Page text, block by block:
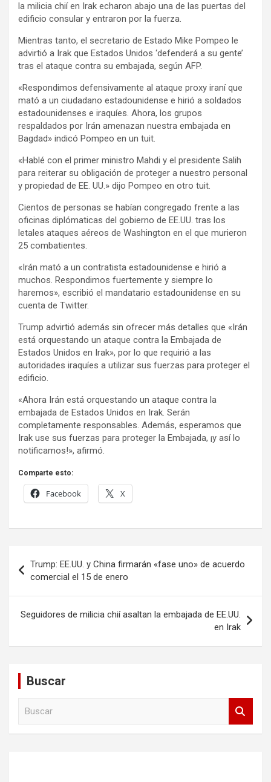
la milicia chií en Irak echaron abajo una de las puertas del
edificio consular y entraron por la fuerza.
Mientras tanto, el secretario de Estado Mike Pompeo le
advirtió a Irak que Estados Unidos ‘defenderá a su gente’
tras el ataque contra su embajada, según AFP.
«Respondimos defensivamente al ataque proxy iraní que
mató a un ciudadano estadounidense e hirió a soldados
estadounidenses e iraquíes. Ahora, los grupos
respaldados por Irán amenazan nuestra embajada en
Bagdad» indicó Pompeo en un tuit.
«Hablé con el primer ministro Mahdi y el presidente Salih
para reiterar su obligación de proteger a nuestro personal
y propiedad de EE. UU.» dijo Pompeo en otro tuit.
Cientos de personas se habían congregado frente a las
oficinas diplómaticas del gobierno de EE.UU. tras los
letales ataques aéreos de Washington en el que murieron
25 combatientes.
«Irán mató a un contratista estadounidense e hirió a
muchos. Respondimos fuertemente y siempre lo
haremos», escribió el mandatario estadounidense en su
cuenta de Twitter.
Trump advirtió además sin ofrecer más detalles que «Irán
está orquestando un ataque contra la Embajada de
Estados Unidos en Irak», por lo que requirió a las
autoridades iraquíes a utilizar sus fuerzas para proteger el
edificio.
«Ahora Irán está orquestando un ataque contra la
embajada de Estados Unidos en Irak. Serán
completamente responsables. Además, esperamos que
Irak use sus fuerzas para proteger la Embajada, ¡y así lo
notificamos!», afirmó.
Comparte esto:
Facebook X
de
entradas
Trump: EE.UU. y China firmarán «fase uno» de acuerdo
comercial el 15 de enero
Seguidores de milicia chií asaltan la embajada de EE.UU.
en Irak
Buscar